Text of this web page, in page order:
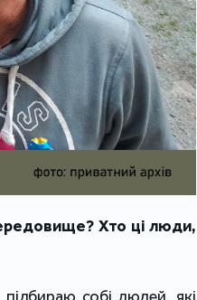
Хто ці люди,